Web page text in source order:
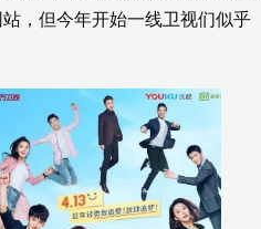
，但今年开始一线卫视们似乎